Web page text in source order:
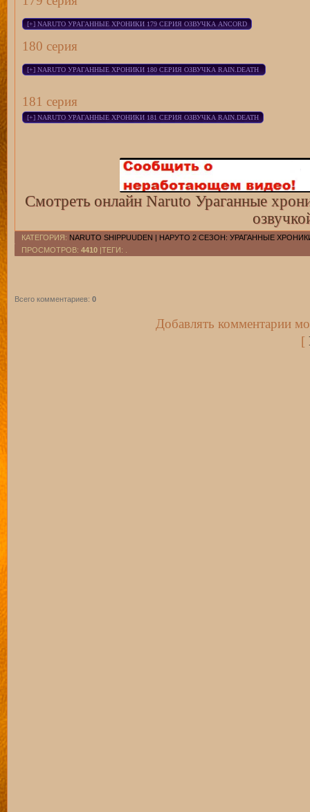
180 серия
181 серия
Смотреть онлайн Naruto Ураганные
КАТЕГОРИЯ: NARUTO SHIPPUUDEN | НАРУТО 2 СЕЗОН: УРАГАННЫЕ
ПРОСМОТРОВ: 4410 |ТЕГИ: .
Всего комментариев: 0
Добавлять комментарии
[